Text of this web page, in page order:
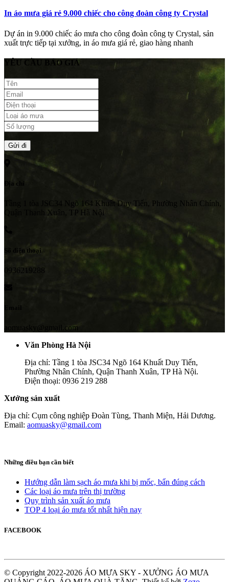
In áo mưa giá rẻ 9.000 chiếc cho công đoàn công ty Crystal
Dự án in 9.000 chiếc áo mưa cho công đoàn công ty Crystal, sản
xuất trực tiếp tại xưởng, in áo mưa giá rẻ, giao hàng nhanh
YÊU CẦU BÁO GIÁ
Địa chỉ
Tầng 1 tòa JSC34 Ngõ 164 Khuất Duy Tiến, Phường Nhân Chính,
Quận Thanh Xuân, TP Hà Nội
Số điện thoại
0936219288
Email
aomuasky@gmail.com
Văn Phòng Hà Nội
Địa chỉ: Tầng 1 tòa JSC34 Ngõ 164 Khuất Duy Tiến,
Phường Nhân Chính, Quận Thanh Xuân, TP Hà Nội.
Điện thoại: 0936 219 288
Xưởng sản xuất
Địa chỉ: Cụm công nghiệp Đoàn Tùng, Thanh Miện, Hải Dương.
Email: aomuasky@gmail.com
Những điều bạn cần biết
Hướng dẫn làm sạch áo mưa khi bị mốc, bẩn đúng cách
Các loại áo mưa trên thị trường
Quy trình sản xuất áo mưa
TOP 4 loại áo mưa tốt nhất hiện nay
FACEBOOK
© Copyright 2022-2026 ÁO MƯA SKY - XƯỞNG ÁO MƯA